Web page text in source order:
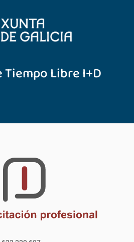
Tiempo Libre I+D